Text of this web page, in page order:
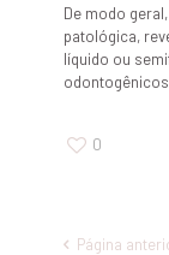
De modo
patológica,
líquido ou
odontogênicos
0
Página